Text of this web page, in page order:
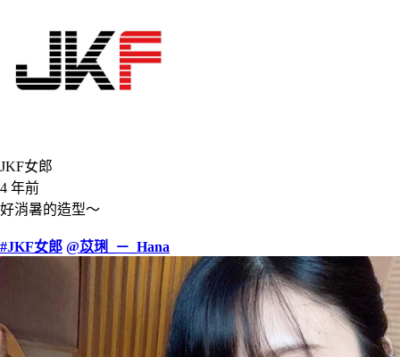
JKF女郎
4 年前
好消暑的造型～
#JKF女郎 @苡琍_－_Hana